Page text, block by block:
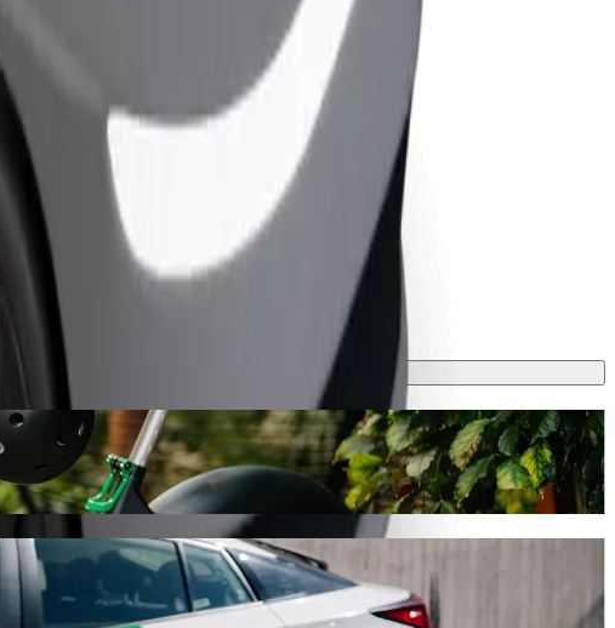
autem Bolt
6 min a vyjde na zhruba 1,40 AZN AZN. Ať už jedete kamkoli,